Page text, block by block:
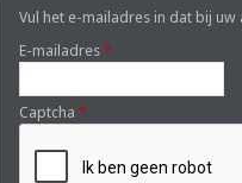
Vul het e-mailadres in dat bij
E-mailadres *
Captcha *